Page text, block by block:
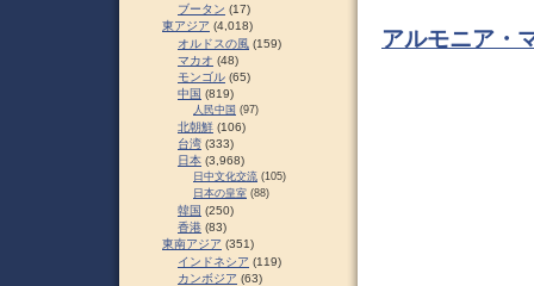
アルモニア・
ブータン (17)
東アジア (4,018)
オルドスの風 (159)
マカオ (48)
モンゴル (65)
中国 (819)
人民中国 (97)
北朝鮮 (106)
台湾 (333)
日本 (3,968)
日中文化交流 (105)
日本の皇室 (88)
韓国 (250)
香港 (83)
東南アジア (351)
インドネシア (119)
カンボジア (63)